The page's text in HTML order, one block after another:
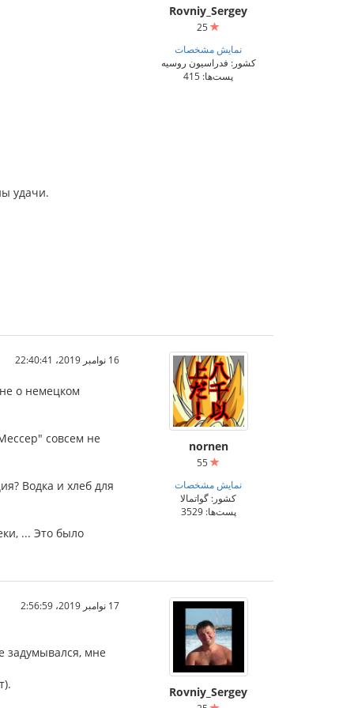
Rovniy_Sergey
نمایش مشخصات
کشور: فدراسیون روسیه
پست‌ها: 415
удачи.
nornen
نمایش مشخصات
کشور: گواتمالا
پست‌ها: 3529
16 نوامبر 2019،‏ 22:40:41
о немецком
совсем не
Водка и хлеб для
... Это было
Rovniy_Sergey
17 نوامبر 2019،‏ 2:56:59
задумывался, мне